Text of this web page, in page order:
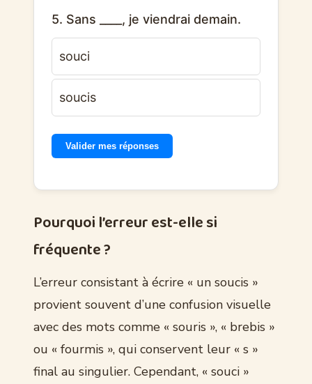
5. Sans ____, je viendrai demain.
souci
soucis
Valider mes réponses
Pourquoi l’erreur est-elle si
fréquente ?
L’erreur consistant à écrire « un soucis »
provient souvent d’une confusion visuelle
avec des mots comme « souris », « brebis »
ou « fourmis », qui conservent leur « s »
final au singulier. Cependant, « souci »